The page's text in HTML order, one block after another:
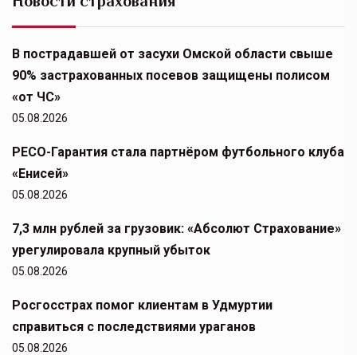
В пострадавшей от засухи Омской области свыше
90% застрахованных посевов защищены полисом
«от ЧС»
05.08.2026
РЕСО-Гарантия стала партнёром футбольного клуба
«Енисей»
05.08.2026
7,3 млн рублей за грузовик: «Абсолют Страхование»
урегулировала крупный убыток
05.08.2026
Росгосстрах помог клиентам в Удмуртии
справиться с последствиями ураганов
05.08.2026